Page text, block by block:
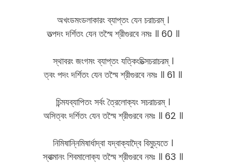
অখংডমংডলাকারং ব্যাপ্তং যেন চরাচরম্ ।
তত্পদং দর্শিতং যেন তস্মৈ শ্রীগুরবে নমঃ ॥ 60 ॥
স্থাবরং জংগমং ব্যাপ্তং যত্কিংচিত্সচরাচরম্ ।
ত্বং পদং দর্শিতং যেন তস্মৈ শ্রীগুরবে নমঃ ॥ 61 ॥
চিন্মযব্যাপিতং সর্বং ত্রৈলোক্যং সচরাচরম্ ।
অসিত্বং দর্শিতং যেন তস্মৈ শ্রীগুরবে নমঃ ॥ 62 ॥
নিমিষান্নিমিষার্ধাদ্বা যদ্বাক্যাদ্বৈ বিমুচ্যতে ।
স্বাত্মানং শিবমালোক্য তস্মৈ শ্রীগুরবে নমঃ ॥ 63 ॥